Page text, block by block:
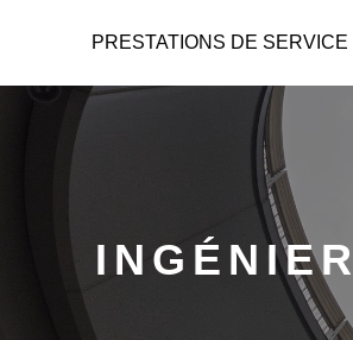
PRESTATIONS DE SERVICE